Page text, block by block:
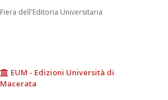
Fiera dell'Editoria Universitaria
EUM - Edizioni Università di
Macerata